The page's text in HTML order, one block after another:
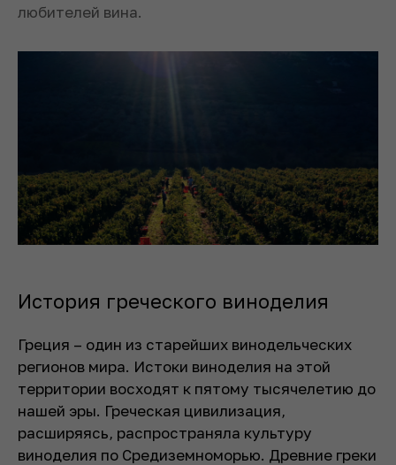
любителей вина.
История греческого виноделия
Греция – один из старейших винодельческих
регионов мира. Истоки виноделия на этой
территории восходят к пятому тысячелетию до
нашей эры. Греческая цивилизация,
расширяясь, распространяла культуру
виноделия по Средиземноморью. Древние греки